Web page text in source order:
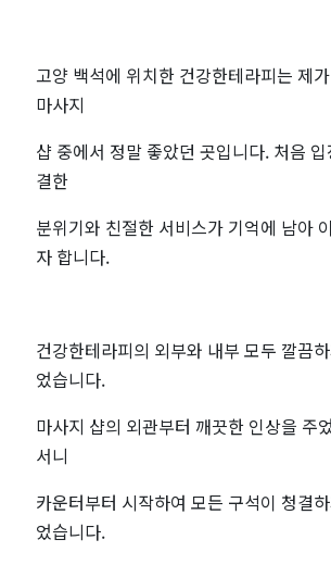
고양 백석에 위치한 건강한테라피는 제
마사지
샵 중에서 정말 좋았던 곳입니다. 처음
결한
분위기와 친절한 서비스가 기억에 남아
자 합니다.
건강한테라피의 외부와 내부 모두 깔끔
었습니다.
마사지 샵의 외관부터 깨끗한 인상을 주
서니
카운터부터 시작하여 모든 구석이 청결
었습니다.